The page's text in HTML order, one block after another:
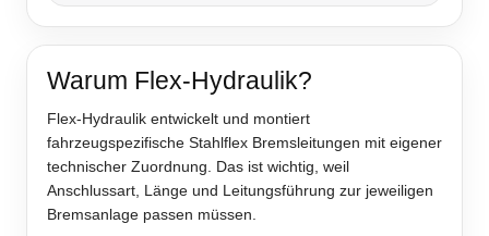
Warum Flex-Hydraulik?
Flex-Hydraulik entwickelt und montiert
fahrzeugspezifische Stahlflex Bremsleitungen mit eigener
technischer Zuordnung. Das ist wichtig, weil
Anschlussart, Länge und Leitungsführung zur jeweiligen
Bremsanlage passen müssen.